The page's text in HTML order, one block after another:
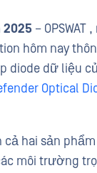
2025 –
hôm nay
diode dữ liệu
Optical
hai sản
môi trường